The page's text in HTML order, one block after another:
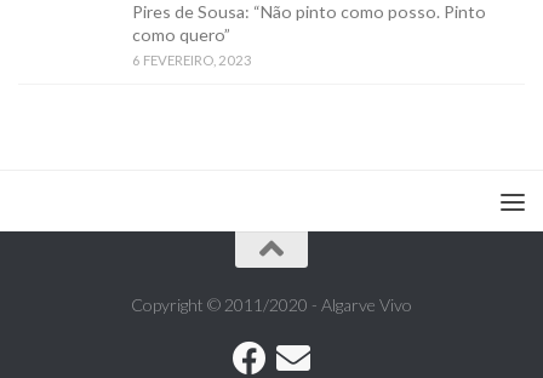
Pires de Sousa: “Não pinto como posso. Pinto
como quero”
6 FEVEREIRO, 2023
Copyright © 2011/2020 - Algarve Vivo